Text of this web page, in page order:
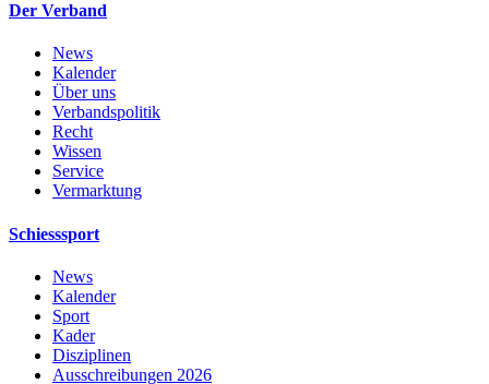
Der Verband
News
Kalender
Über uns
Verbandspolitik
Recht
Wissen
Service
Vermarktung
Schiesssport
News
Kalender
Sport
Kader
Disziplinen
Ausschreibungen 2026